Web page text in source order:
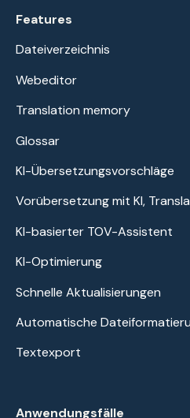
Features
Dateiverzeichnis
Webeditor
Translation memory
Glossar
KI-Übersetzungsvorschläge
Vorübersetzung mit KI,
KI-basierter TOV-Assistent
KI-Optimierung
Schnelle Aktualisierungen
Automatische
Textexport
Anwendungsfälle